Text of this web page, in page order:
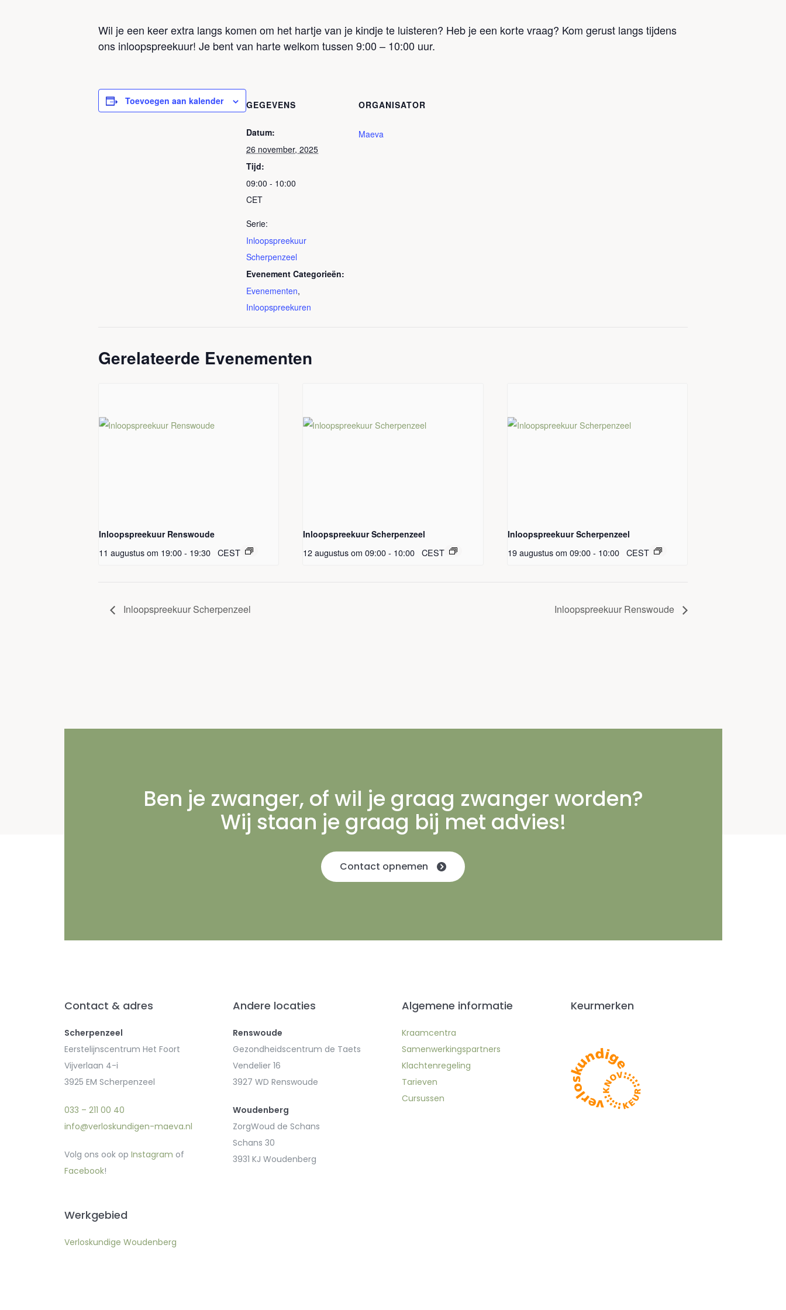
Wil je een keer extra langs komen om het hartje van je kindje te luisteren? Heb je een korte vraag? Kom gerust langs tijdens
ons inloopspreekuur! Je bent van harte welkom tussen 9:00 – 10:00 uur.
Toevoegen aan kalender GEGEVENS
Datum:
26 november, 2025
Tijd:
09:00 - 10:00
CET
Serie:
Inloopspreekuur
Scherpenzeel
Evenement Categorieën:
Evenementen,
Inloopspreekuren
ORGANISATOR
Maeva
Gerelateerde Evenementen
Inloopspreekuur Renswoude
11 augustus om 19:00- 19:30 CEST
Inloopspreekuur Scherpenzeel
12 augustus om 09:00 - 10:00 CEST
Inloopspreekuur Scherpenzeel
19 augustus om 09:00- 10:00 CEST
Inloopspreekuur Scherpenzeel Inloopspreekuur Renswoude
Ben je zwanger, of wil je graag zwanger worden?
Wij staan je graag bij met advies!
Contact opnemen
Contact & adres
Scherpenzeel
Eerstelijnscentrum Het Foort
Vijverlaan 4-i
3925 EM Scherpenzeel
033 – 211 00 40
info@verloskundigen-maeva.nl
Volg ons ook op Instagram of
Facebook!
Andere locaties
Renswoude
Gezondheidscentrum de Taets
Vendelier 16
3927 WD Renswoude
Woudenberg
ZorgWoud de Schans
Schans 30
3931 KJ Woudenberg
Algemene informatie
Kraamcentra
Samenwerkingspartners
Klachtenregeling
Tarieven
Cursussen
Keurmerken
Werkgebied
Verloskundige Woudenberg